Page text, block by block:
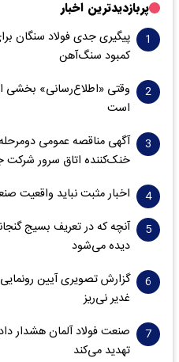
پربازدیدترین اخبار
پیگیری جدی فولاد سنگان
کمبود سنگ‌آهن
وقتی «اطلاع‌رسانی» بخشی
است
خنک‌کننده اتاق سرور شرکت
اخبار مثبت نباید واقعیت
آنچه که در تعریف بسیج
دیده می‌شود
گزارش تصویری آیین
غدیر نی‌ریز
صنعت فولاد آلمان هشدار
تهدید می‌کند